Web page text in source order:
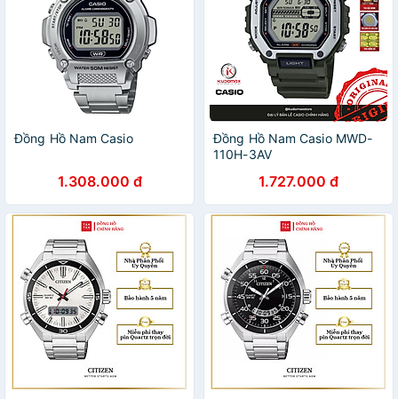
Đồng Hồ Nam Casio
1.308.000 đ
Đồng Hồ Nam Casio MWD-
110H-3AV
1.727.000 đ